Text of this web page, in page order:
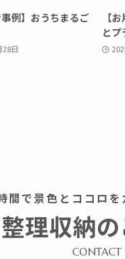
事例】おうちまるご
28日
【
とプ
間で景色とココロを
整理収納
CONTACT